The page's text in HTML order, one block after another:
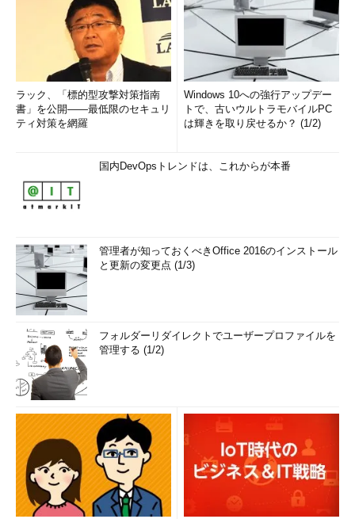
ラック、「標的型攻撃対策指南
書」を公開――最低限のセキュリ
ティ対策を網羅
Windows 10への強行アップデー
トで、古いウルトラモバイルPC
は輝きを取り戻せるか？ (1/2)
国内DevOpsトレンドは、これからが本番
管理者が知っておくべきOffice 2016のインストール
と更新の変更点 (1/3)
フォルダーリダイレクトでユーザープロファイルを
管理する (1/2)